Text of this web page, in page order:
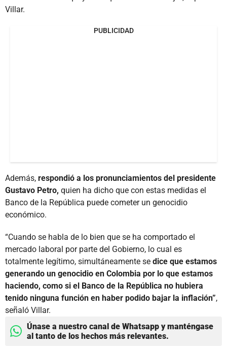
Villar.
PUBLICIDAD
Además, respondió a los pronunciamientos del presidente
Gustavo Petro, quien ha dicho que con estas medidas el
Banco de la República puede cometer un genocidio
económico.
“Cuando se habla de lo bien que se ha comportado el
mercado laboral por parte del Gobierno, lo cual es
totalmente legítimo, simultáneamente se dice que estamos
generando un genocidio en Colombia por lo que estamos
haciendo, como si el Banco de la República no hubiera
tenido ninguna función en haber podido bajar la inflación”,
señaló Villar.
Únase a nuestro canal de Whatsapp y manténgase
al tanto de los hechos más relevantes.